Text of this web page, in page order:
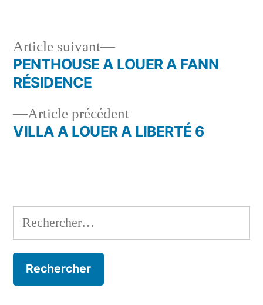
Navigation
l’article
Article précédentArticle
précédent :
VILLA A LOUER A LIBERTÉ 6
Article suivant
Article
suivant :
PENTHOUSE A LOUER A FANN
RÉSIDENCE
Rechercher :